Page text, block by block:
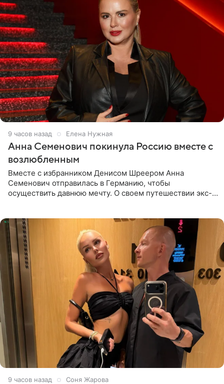
9 часов назад Елена Нужная
Анна Семенович покинула Россию вместе с
возлюбленным
Вместе с избранником Денисом Шреером Анна
Семенович отправилась в Германию, чтобы
осуществить давнюю мечту. О своем путешествии экс-
9 часов назад Соня Жарова